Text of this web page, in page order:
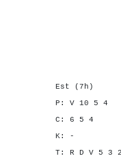
2
5
(7h)
V 10
6 5
6 4 2
D V 5